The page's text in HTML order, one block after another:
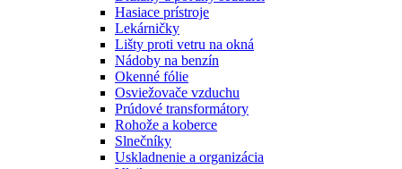
Hasiace prístroje
Lekárničky
Lišty proti vetru na okná
Nádoby na benzín
Okenné fólie
Osviežovače vzduchu
Prúdové transformátory
Rohože a koberce
Slnečníky
Uskladnenie a organizácia